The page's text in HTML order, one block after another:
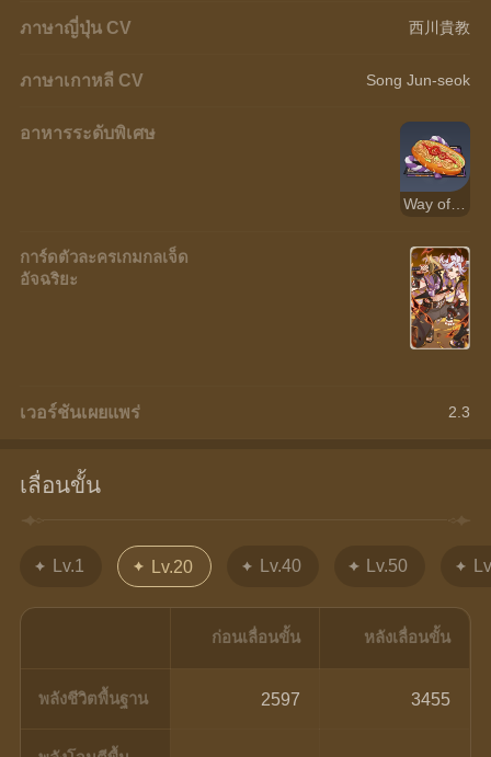
ภาษาญี่ปุ่น CV 西川貴教
ภาษาเกาหลี CV Song Jun-seok
อาหารระดับพิเศษ
Way of the Strong
การ์ดตัวละครเกมกลเจ็ด
อัจฉริยะ
เวอร์ชันเผยแพร่ 2.3
เลื่อนขั้น
Lv.1 Lv.20 Lv.40 Lv.50
ก่อนเลื่อนขั้น หลังเลื่อนขั้น
พลังชีวิตพื้นฐาน 2597 3455